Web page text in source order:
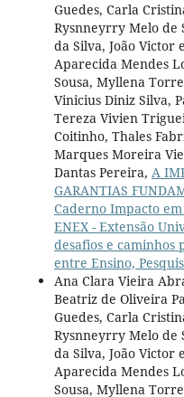
Guedes, Carla
Rysnneyrry Melo de
da Silva, João Victor
Aparecida Mendes
Sousa, Myllena
Vinicius Diniz Silva,
Tereza Vivien
Coitinho, Thales
Marques Moreira
Dantas Pereira, A
GARANTIAS
Caderno Impacto
ENEX - Extensão
desafios e caminhos
entre Ensino,
Ana Clara Vieira
Beatriz de Oliveira
Guedes, Carla
Rysnneyrry Melo de
da Silva, João Victor
Aparecida Mendes
Sousa, Myllena